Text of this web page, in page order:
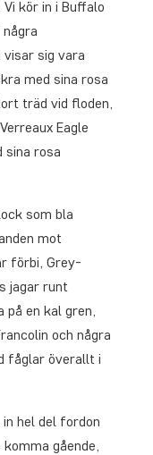
kör in i Buffalo
sig vara
med sina rosa
träd vid floden,
Eagle
sina rosa
som bla
mot
förbi, Grey-
jagar runt
på en kal gren,
och några
fåglar överallt i
hel del fordon
gående,